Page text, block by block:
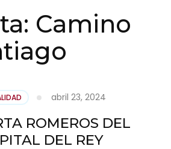
Camino
abril 23, 2024
ROMEROS DEL
DEL REY